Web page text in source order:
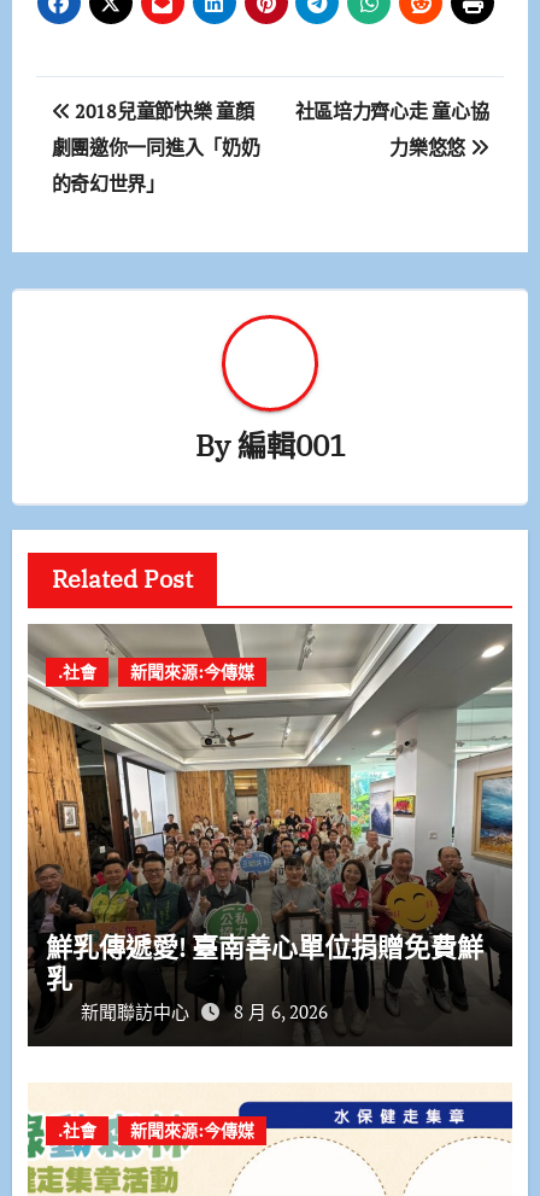
文
章
導
覽
2018兒童節快樂 童顏
劇團邀你一同進入「奶奶
的奇幻世界」
社區培力齊心走 童心協
力樂悠悠
By編輯001
Related Post
.社會 新聞來源:今傳媒
鮮乳傳遞愛! 臺南善心單位捐贈免費鮮
乳
新聞聯訪中心 8 月 6, 2026
.社會 新聞來源:今傳媒